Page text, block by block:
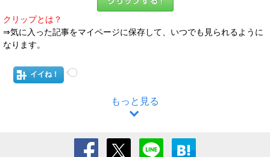
クリップとは？
⇒気に入った記事をマイページに保存して、いつでも見られるように
なります。
イイね！
もっと見る